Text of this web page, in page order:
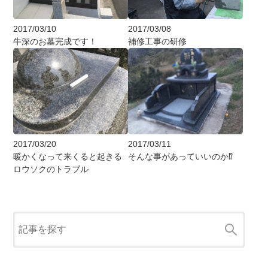
2017/03/10
牛深のお墓完成です！
2017/03/08
補修工事の研修
2017/03/20
暖かくなって来くると起きる
ロウソクのトラブル
2017/03/11
そんな事があっていいのか⁉︎